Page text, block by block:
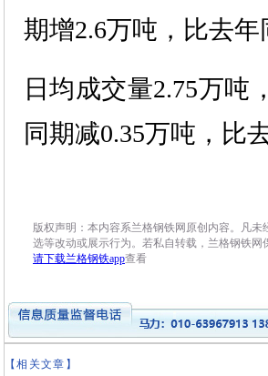
期增2.6万吨，比去
日均成交量2.75万吨
同期减0.35万吨，比
版权声明：本内容系兰格钢铁网原创内容。凡
选等改动或展示行为。若私自转载，兰格钢铁
请下载兰格钢铁app查看
【相关文章】